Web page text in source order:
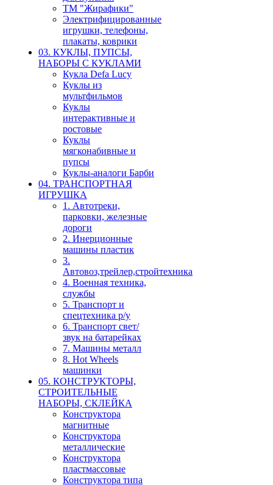
ТМ "Жирафики"
Электрифицированные
игрушки, телефоны,
плакаты, коврики
03. КУКЛЫ, ПУПСЫ,
НАБОРЫ С КУКЛАМИ
Кукла Defa Lucy
Куклы из
мультфильмов
Куклы
интерактивные и
ростовые
Куклы
мягконабивные и
пупсы
Куклы-аналоги Барби
04. ТРАНСПОРТНАЯ
ИГРУШКА
1. Автотреки,
парковки, железные
дороги
2. Инерционные
машины пластик
3.
Автовоз,трейлер,стройтехника
4. Военная техника,
службы
5. Транспорт и
спецтехника р/у
6. Транспорт свет/
звук на батарейках
7. Машины металл
8. Hot Wheels
машинки
05. КОНСТРУКТОРЫ,
СТРОИТЕЛЬНЫЕ
НАБОРЫ, СКЛЕЙКА
Конструктора
магнитные
Конструктора
металлические
Конструктора
пластмассовые
Конструктора типа